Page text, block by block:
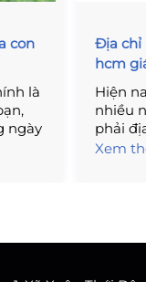
con
là
ngày
Địa chỉ
hcm
Hiện
nhiều
phải
tốt,
lượng
Xem